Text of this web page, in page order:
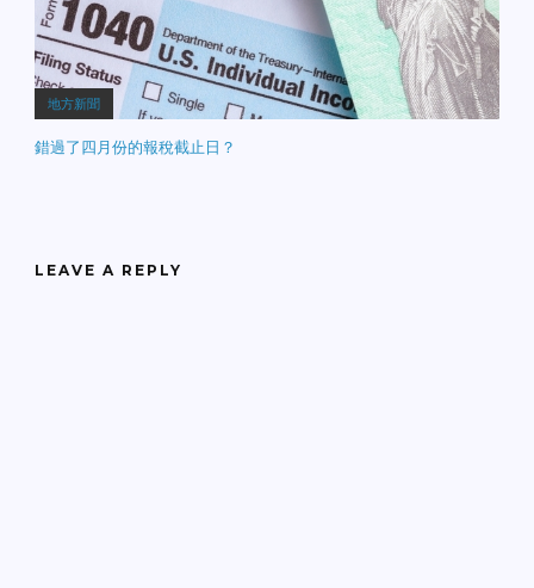
地方新聞
錯過了四月份的報稅截止日？
LEAVE A REPLY